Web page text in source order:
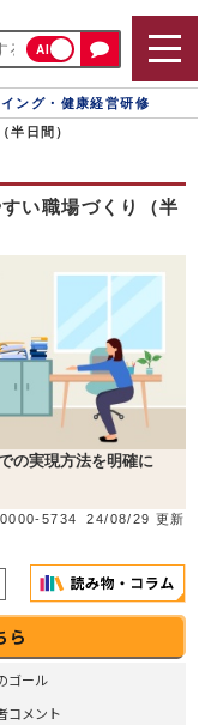
AI
ング・健康経営研修
半日間）
い職場づくり（半
の実現方法を明確に
5734 24/08/29 更新
ら
ゴール
コメント